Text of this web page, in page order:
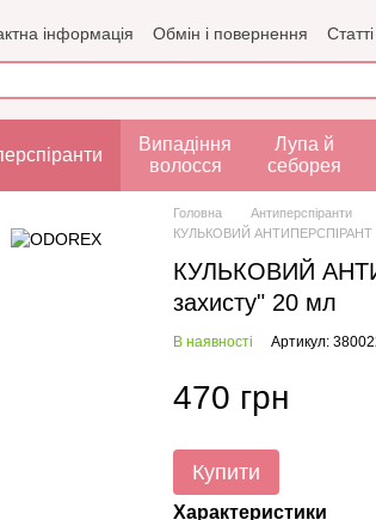
інформація Обмін і повернення
Статті
Випадіння
волосся
Лупа й
себорея
Головна Антиперспіранти
КУЛЬКОВИЙ АНТИПЕРСПІРАНТ
КУЛЬКОВИЙ
захисту" 20 мл
В наявності Артикул:
470 грн
Купити
Характеристики